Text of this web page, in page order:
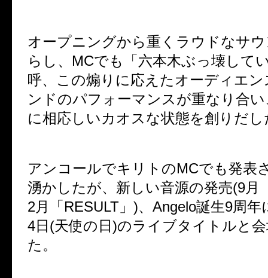
オープニングから重くラウドなサ
らし、MCでも「六本木ぶっ壊して
呼、この煽りに応えたオーディエ
ンドのパフォーマンスが重なり合
に相応しいカオスな状態を創りだし
アンコールでキリトのMCでも発表
湧かしたが、新しい音源の発売(9月
2月「RESULT」)、Angelo誕生9周
4日(天使の日)のライブタイトルと
た。